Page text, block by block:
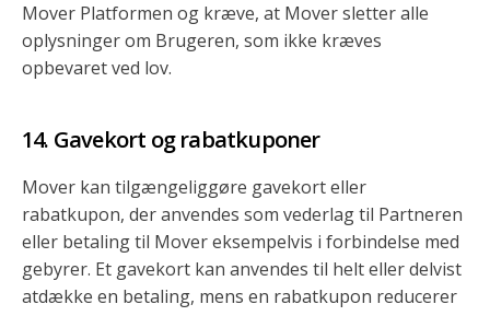
Mover Platformen og kræve, at Mover sletter alle
oplysninger om Brugeren, som ikke kræves
opbevaret ved lov.
Gavekort og rabatkuponer
Mover kan tilgængeliggøre gavekort eller
rabatkupon, der anvendes som vederlag til Partneren
eller betaling til Mover eksempelvis i forbindelse med
gebyrer. Et gavekort kan anvendes til helt eller delvist
atdække en betaling, mens en rabatkupon reducerer